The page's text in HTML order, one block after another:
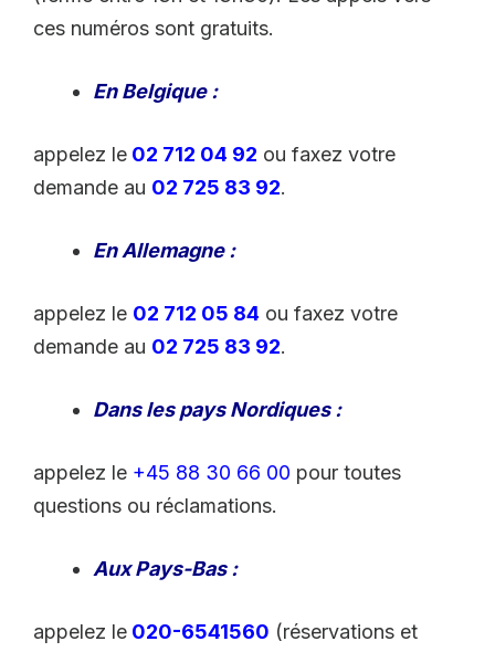
ces numéros sont gratuits.
En Belgique :
appelez le 02 712 04 92 ou faxez votre
demande au 02 725 83 92.
En Allemagne :
appelez le 02 712 05 84 ou faxez votre
demande au 02 725 83 92.
Dans les pays Nordiques :
appelez le +45 88 30 66 00 pour toutes
questions ou réclamations.
Aux Pays-Bas :
appelez le 020-6541560 (réservations et